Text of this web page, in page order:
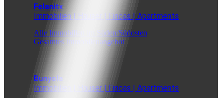
Felanitx
Immobilien | Häuser | Fincas | Apartments
Alle Immobilien im Süden/Südosten
Gesamtes Immobilenangebot
Bunyola
Immobilien | Häuser | Fincas | Apartments